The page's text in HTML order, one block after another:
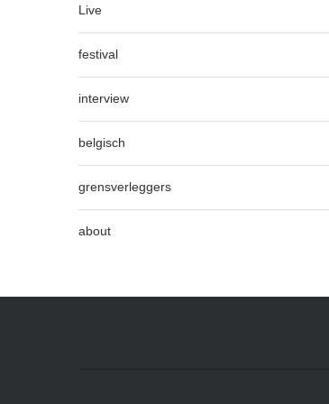
Live
festival
interview
belgisch
grensverleggers
about